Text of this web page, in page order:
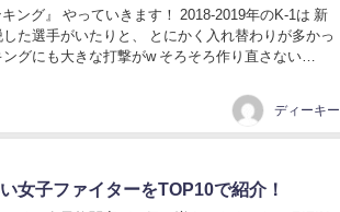
年のK-1は 新
た選手がいたりと、 とにかく入れ替わりが多かっ
グにも大きな打撃がw そろそろ作り直さない
ディーキー
女子ファイターをTOP10で紹介！